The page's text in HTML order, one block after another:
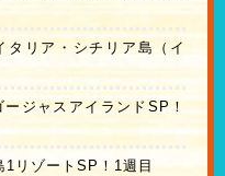
タリア・シチリア島（イ
ージャスアイランドSP！
1リゾートSP！1週目